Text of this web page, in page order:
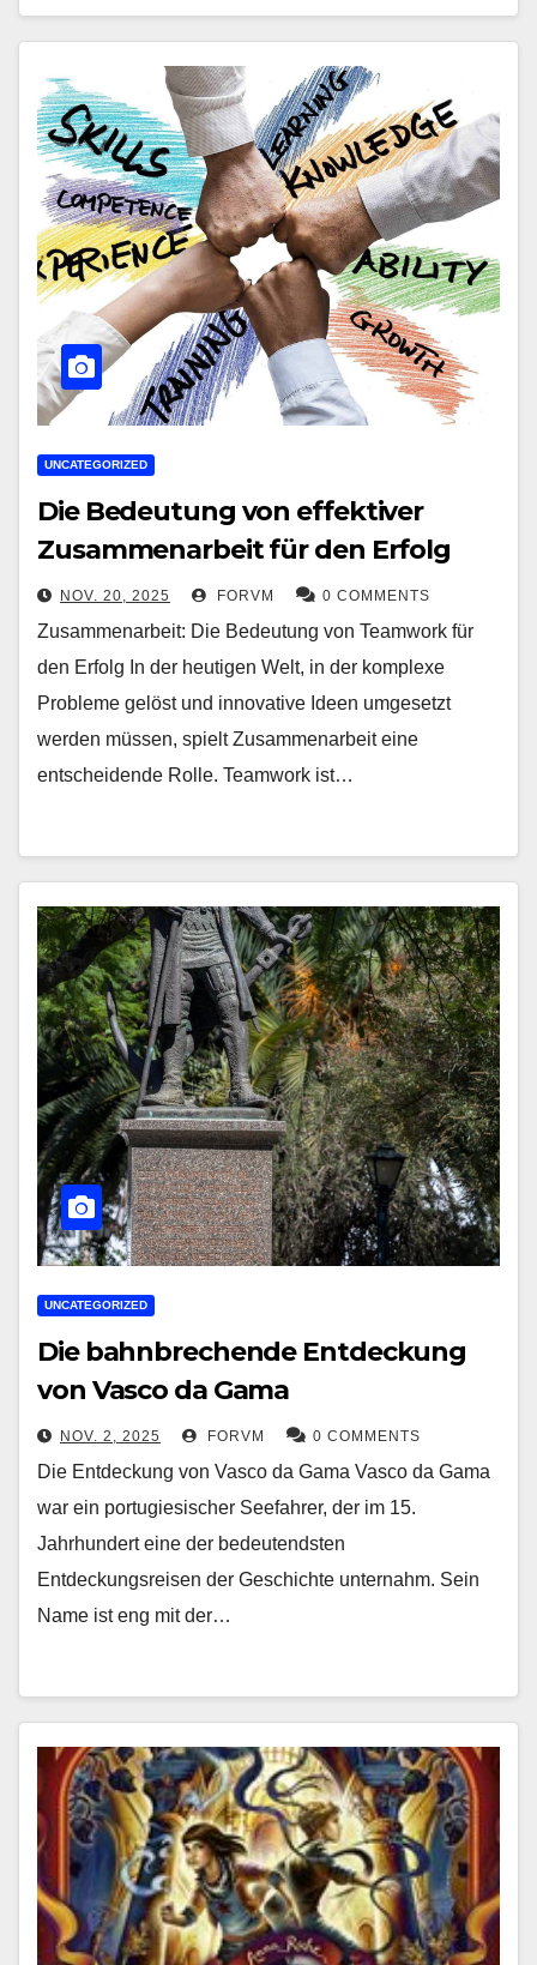
UNCATEGORIZED
Die Bedeutung von effektiver
Zusammenarbeit für den Erfolg
NOV. 20, 2025 FORVM 0 COMMENTS
Zusammenarbeit: Die Bedeutung von Teamwork für
den Erfolg In der heutigen Welt, in der komplexe
Probleme gelöst und innovative Ideen umgesetzt
werden müssen, spielt Zusammenarbeit eine
entscheidende Rolle. Teamwork ist…
UNCATEGORIZED
Die bahnbrechende Entdeckung
von Vasco da Gama
NOV. 2, 2025 FORVM 0 COMMENTS
Die Entdeckung von Vasco da Gama Vasco da Gama
war ein portugiesischer Seefahrer, der im 15.
Jahrhundert eine der bedeutendsten
Entdeckungsreisen der Geschichte unternahm. Sein
Name ist eng mit der…